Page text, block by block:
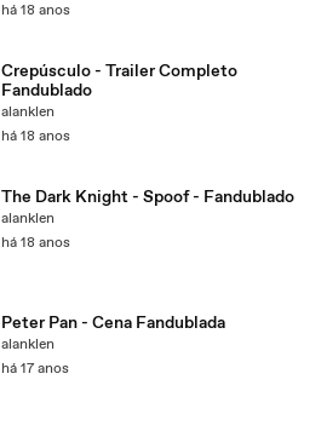
há 18 anos
Crepúsculo - Trailer Completo
Fandublado
alanklen
há 18 anos
The Dark Knight - Spoof - Fandublado
alanklen
há 18 anos
Peter Pan - Cena Fandublada
alanklen
há 17 anos